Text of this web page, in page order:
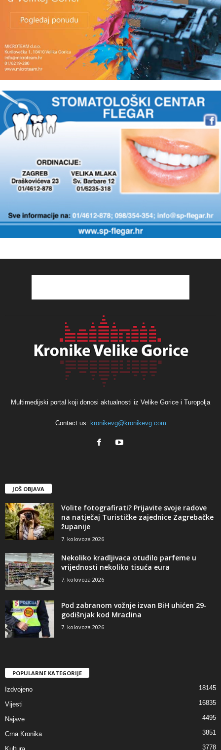
Multimedijski portal koji donosi aktualnosti iz Velike Gorice i Turopolja
Contact us: kronikevg@kronikevg.com
JOŠ OBJAVA
Volite fotografirati? Prijavite svoje radove
na natječaj Turističke zajednice Zagrebačke
županije
7. kolovoza 2026
Nekoliko kradljivaca otuđilo parfeme u
vrijednosti nekoliko tisuća eura
7. kolovoza 2026
Pod zabranom vožnje izvan BiH uhićen 29-
godišnjak kod Mraclina
7. kolovoza 2026
POPULARNE KATEGORIJE
Izdvojeno 18145
Vijesti 16835
Najave 4495
Crna Kronika 3851
3778